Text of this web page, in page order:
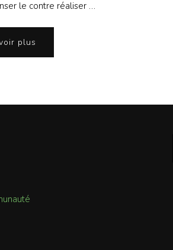
le contre réaliser …
plus